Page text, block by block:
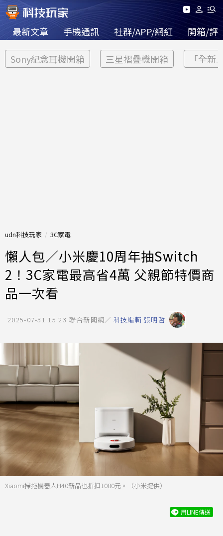
最新文章 手機通訊 社群/APP/網紅 開箱/評
Sony紀念耳機開箱 三星摺疊機開箱 「全新
udn科技玩家 3C家電
懶人包／小米慶10周年抽Switch
2！3C家電最高省4萬 父親節特價商
品一次看
2025-07-31 15:23 聯合新聞網／ 科技編輯 張明哲
Xiaomi掃拖機器人H40新品也折扣1000元。（小米提供）
用LINE傳送